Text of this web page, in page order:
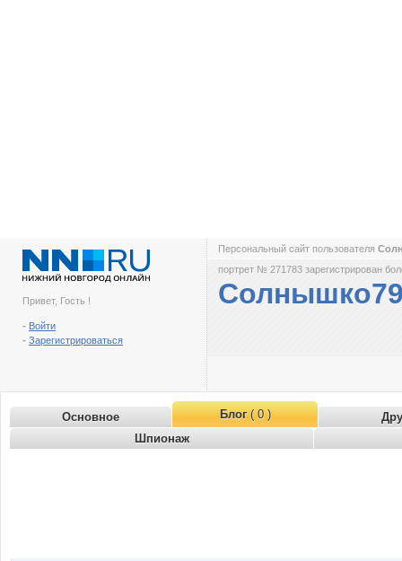
Привет, Гость !
- Войти
- Зарегистрироваться
Персональный сайт пользователя
портрет № 271783 зарегистрирован
Основное Блог( 0 )
Шпионаж